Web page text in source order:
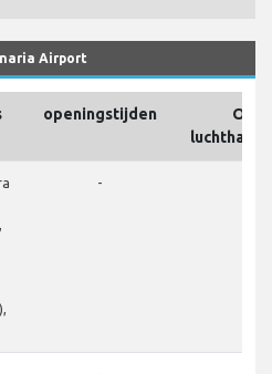
Airport
openingstijden
Op
-